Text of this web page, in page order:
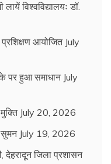
विश्वविद्यालयः डॉ.
आयोजित July
पर हुआ समाधान July
July 20, 2026
सुमन July 19, 2026
देहरादून जिला प्रशासन